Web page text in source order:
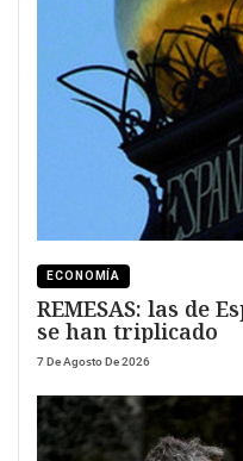
ECONOMÍA
REMESAS: las de
se han triplicado
7 De Agosto De 2026